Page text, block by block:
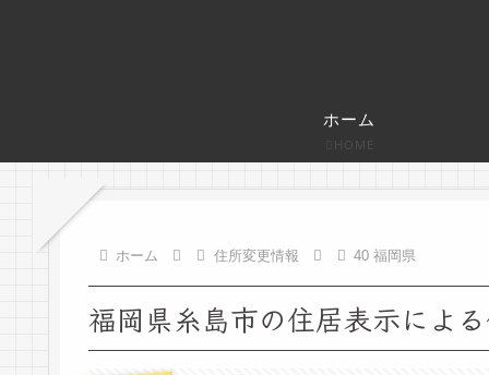
ホーム
HOME
ホーム 住所変更情報 40 福岡県
福岡県糸島市の住居表示によ